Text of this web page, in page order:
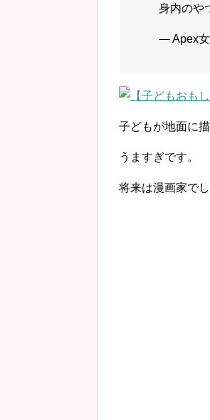
身内のや
— Apex女
子どもが地面に
うますぎです。
将来は漫画家で